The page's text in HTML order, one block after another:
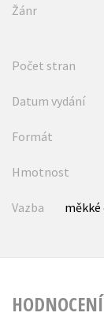
Žánr
Počet stran
Datum vydání
Formát
Hmotnost
Vazba měkké